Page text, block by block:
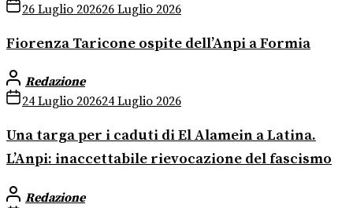
26 Luglio 202626 Luglio 2026
Fiorenza Taricone ospite dell’Anpi a Formia
Redazione
24 Luglio 202624 Luglio 2026
Una targa per i caduti di El Alamein a Latina.
L’Anpi: inaccettabile rievocazione del fascismo
Redazione